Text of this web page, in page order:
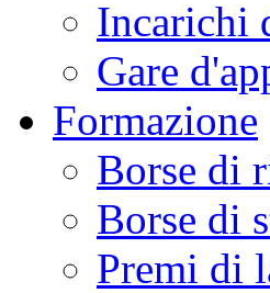
Incarichi
Gare
Formazione
Borse di
Borse di
Premi di